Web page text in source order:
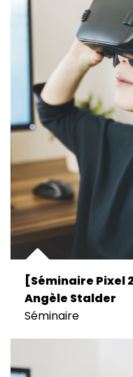
[Séminaire Pixel
Angèle Stalder
Séminaire